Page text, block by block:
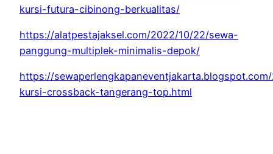
kursi-futura-cibinong-berkualitas/
https://alatpestajaksel.com/2022/10/22/sewa-
panggung-multiplek-minimalis-depok/
https://
kursi-crossback-tangerang-top.html